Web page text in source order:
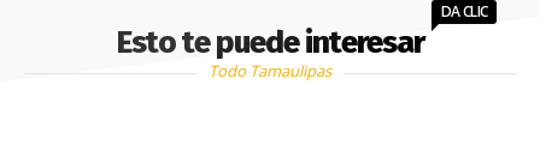
Esto te puede interesar
DA CLIC
Todo Tamaulipas